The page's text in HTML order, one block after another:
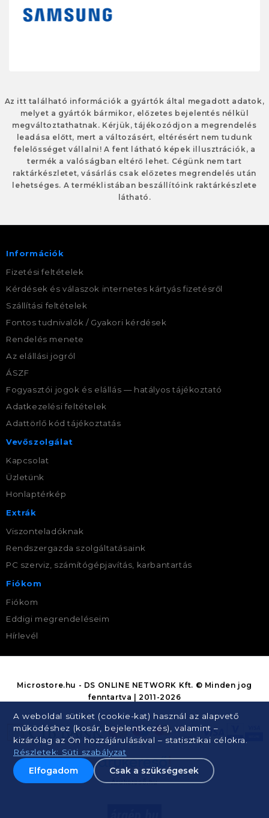
Az itt található információk a gyártók által megadott adatok,
melyet a gyártók bármikor, előzetes bejelentés nélkül
megváltoztathatnak. Kérjük, tájékozódjon a megrendelés
leadása előtt, mert a változásért, eltérésért nem tudunk
felelősséget vállalni! A fent látható képek illusztrációk, a
termék a valóságban eltérő lehet. Cégünk nem tart
raktárkészletet, vásárlás csak előzetes megrendelés után
lehetséges. A terméklistában beszállítóink raktárkészlete
látható.
Információk
Fizetési feltételek
Kérdések és válaszok internetes kártyás fizetésről
Szállítási feltételek
Fontos tudnivalók / Gyakori kérdések
Rendelés menete
Az elállási jogról
ÁSZF
Fogyasztói jogok és elállás — hatályos tájékoztató
Adatkezelési feltételek
Adattörlő kód tájékoztatás
Vevőszolgálat
Kapcsolat
Üzletünk
Honlaptérkép
Extrák
Viszonteladóknak
Rendszergazda szolgáltatásaink
PC szerviz, számítógépjavítás, karbantartás
Fiókom
Fiókom
Eddigi megrendeléseim
Hírlevél
A weboldal sütiket (cookie-kat) használ az alapvető
működéshez (kosár, bejelentkezés), valamint –
kizárólag az Ön hozzájárulásával – statisztikai célokra.
Részletek: Süti szabályzat
Elfogadom Csak a szükségesek
Microstore.hu - DS ONLINE NETWORK Kft. © Minden jog
fenntartva | 2011-2026
Árukereső.hu